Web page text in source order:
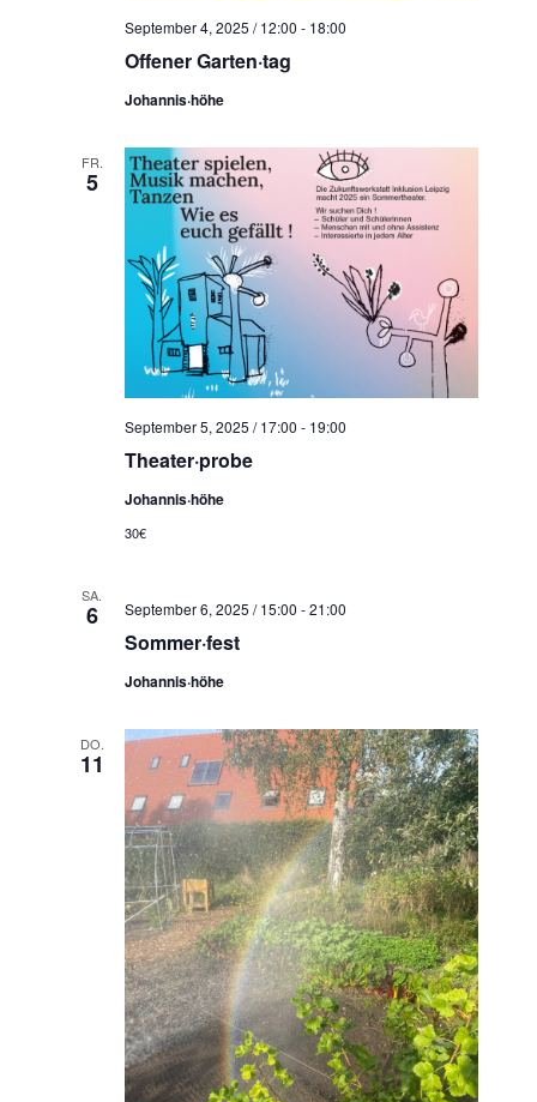
A
n
i
c
h
t
t
i
o
n
a
t
i
Offener Garten·tag
September 4, 2025 / 12:00 - 18:00
Johannis·höhe
FR.
5
Theater·probe
September 5, 2025 / 17:00 - 19:00
Johannis·höhe
30€
SA.
6
Sommer·fest
September 6, 2025 / 15:00 -21:00
Johannis·höhe
DO.
11